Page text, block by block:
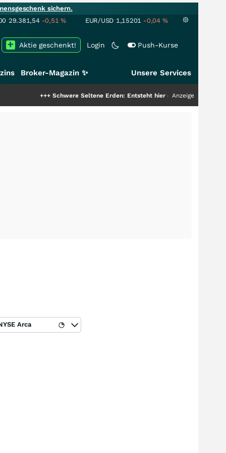
sichern.
29.381,54 -0,51% EUR/USD 1,15201 -0,04 %
Login Push-Kurse
Aktie geschenkt!
Broker-Magazin ✨ Unsere Services
Schwere Seltene Erden: Entsteht hier die nächste Milliardenstory?
Anzeige
Arca